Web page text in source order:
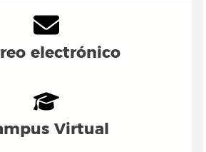
electrónico
Virtual